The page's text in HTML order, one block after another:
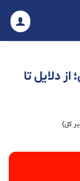
دلایل تا
کل)